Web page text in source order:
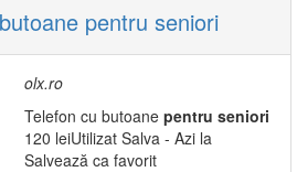
pentru seniori
olx.ro
Telefon cu butoane pentru seniori
120 leiUtilizat Salva - Azi la
Salvează ca favorit